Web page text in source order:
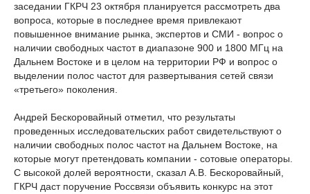
заседании ГКРЧ 23 октября планируется рассмотреть два
вопроса, которые в последнее время привлекают
повышенное внимание рынка, экспертов и СМИ - вопрос о
наличии свободных частот в диапазоне 900 и 1800 МГц на
Дальнем Востоке и в целом на территории РФ и вопрос о
выделении полос частот для развертывания сетей связи
«третьего» поколения.
Андрей Бескоровайный отметил, что результаты
проведенных исследовательских работ свидетельствуют о
наличии свободных полос частот на Дальнем Востоке, на
которые могут претендовать компании - сотовые операторы.
С высокой долей вероятности, сказал А.В. Бескоровайный,
ГКРЧ даст поручение Россвязи объявить конкурс на этот